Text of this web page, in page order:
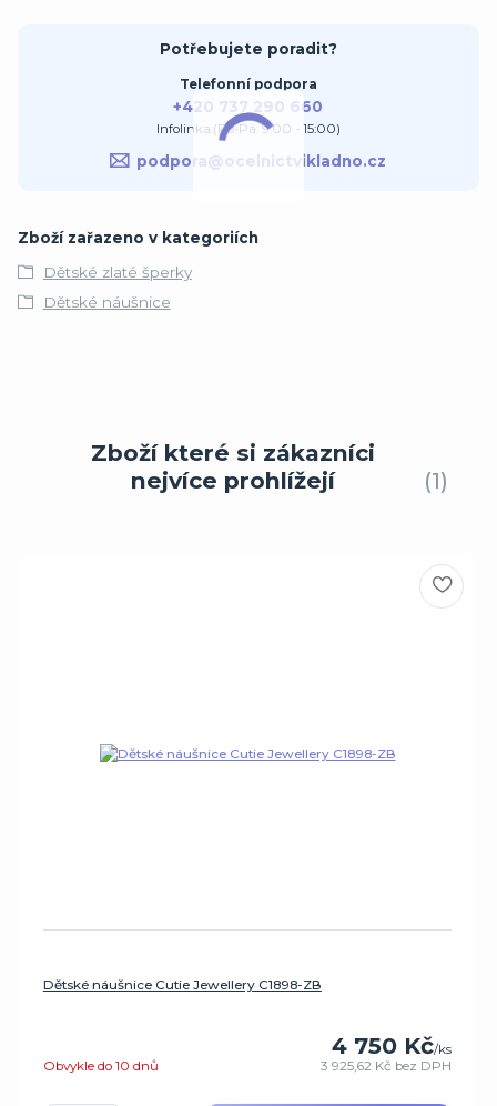
Potřebujete poradit?
Telefonní podpora
+420 737 290 660
Infolinka:(Po-Pá: 9:00 - 15:00)
podpora@ocelnictvikladno.cz
Zboží zařazeno v kategoriích
Dětské zlaté šperky
Dětské náušnice
Zboží které si zákazníci
nejvíce prohlížejí
1
Dětské náušnice Cutie Jewellery C1898-ZB
4 750 Kč/ks
3 925,62 Kč bez DPH
Obvykle do 10 dnů